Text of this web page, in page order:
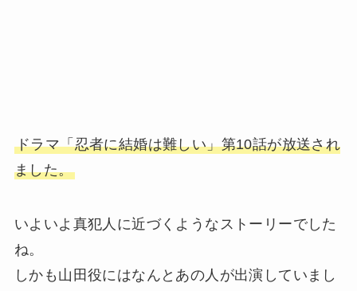
ドラマ「忍者に結婚は難しい」第10話が放送され
ました。
いよいよ真犯人に近づくようなストーリーでした
ね。
しかも山田役にはなんとあの人が出演していまし